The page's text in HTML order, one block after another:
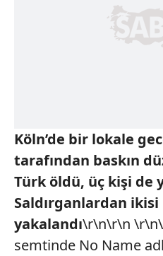
Köln’de bir lokale
tarafından baskın
Türk öldü, üç kişi de
Saldırganlardan ikisi
yakalandı\r\n\r\n
semtinde No Name